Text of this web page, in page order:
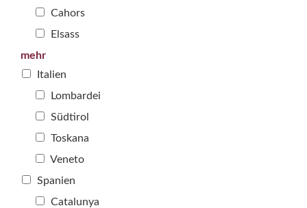
Cahors
Elsass
mehr
Italien
Lombardei
Südtirol
Toskana
Veneto
Spanien
Catalunya